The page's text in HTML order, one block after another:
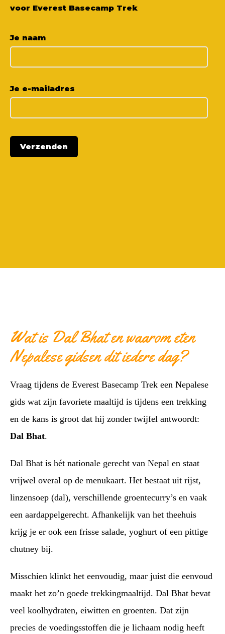
voor Everest Basecamp Trek
Je naam
Je e-mailadres
Wat is Dal Bhat en waarom eten
Nepalese gidsen dit iedere dag?
Vraag tijdens de Everest Basecamp Trek een Nepalese
gids wat zijn favoriete maaltijd is tijdens een trekking
en de kans is groot dat hij zonder twijfel antwoordt:
Dal Bhat.
Dal Bhat is hét nationale gerecht van Nepal en staat
vrijwel overal op de menukaart. Het bestaat uit rijst,
linzensoep (dal), verschillende groentecurry’s en vaak
een aardappelgerecht. Afhankelijk van het theehuis
krijg je er ook een frisse salade, yoghurt of een pittige
chutney bij.
Misschien klinkt het eenvoudig, maar juist die eenvoud
maakt het zo’n goede trekkingmaaltijd. Dal Bhat bevat
veel koolhydraten, eiwitten en groenten. Dat zijn
precies de voedingsstoffen die je lichaam nodig heeft